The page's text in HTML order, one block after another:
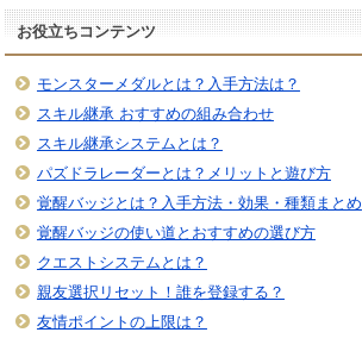
お役立ちコンテンツ
モンスターメダルとは？入手方法は？
スキル継承 おすすめの組み合わせ
スキル継承システムとは？
パズドラレーダーとは？メリットと遊び方
覚醒バッジとは？入手方法・効果・種類まとめ
覚醒バッジの使い道とおすすめの選び方
クエストシステムとは？
親友選択リセット！誰を登録する？
友情ポイントの上限は？